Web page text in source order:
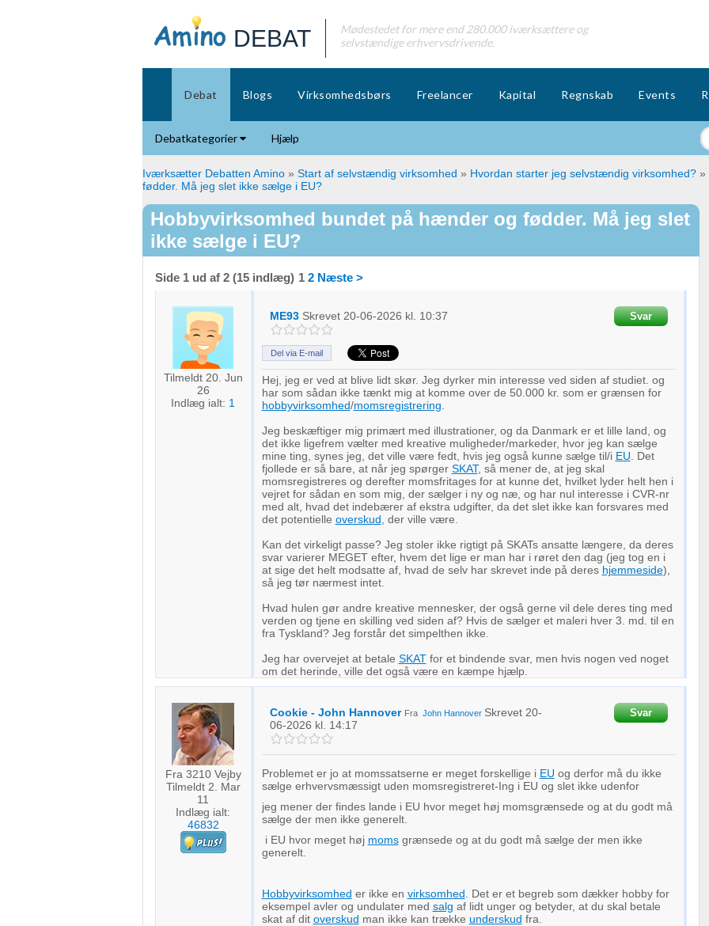
DEBAT
Mødestedet for mere end 280.000 iværksættere og
selvstændige erhvervsdrivende.
Debat Blogs Virksomhedsbørs Freelancer Kapital Regnskab Events
Debatkategorier Hjælp
Iværksætter Debatten Amino » Start af selvstændig virksomhed » Hvordan starter jeg selvstændig virksomhed? »
fødder. Må jeg slet ikke sælge i EU?
Hobbyvirksomhed bundet på hænder og fødder. Må jeg slet
ikke sælge i EU?
Side 1 ud af 2 (15 indlæg) 1 2 Næste >
Tilmeldt 20. Jun
26
Indlæg ialt: 1
ME93 Skrevet 20-06-2026 kl. 10:37 Svar
Del via E-mail
Hej, jeg er ved at blive lidt skør. Jeg dyrker min interesse ved siden af studiet. og
har som sådan ikke tænkt mig at komme over de 50.000 kr. som er grænsen for
hobbyvirksomhed/momsregistrering
Jeg beskæftiger mig primært med illustrationer, og da Danmark er et lille land, og
det ikke ligefrem vælter med kreative muligheder/markeder, hvor jeg kan sælge
mine ting, synes jeg, det ville være fedt, hvis jeg også kunne sælge til/i EU . Det
fjollede er så bare, at når jeg spørger SKAT, så mener de, at jeg skal
momsregistreres og derefter momsfritages for at kunne det, hvilket lyder helt hen i
vejret for sådan en som mig, der sælger i ny og næ, og har nul interesse i CVR-nr
med alt, hvad det indebærer af ekstra udgifter, da det slet ikke kan forsvares med
det potentielle overskud , der ville være.
Kan det virkeligt passe? Jeg stoler ikke rigtigt på SKATs ansatte længere, da deres
svar varierer MEGET efter, hvem det lige er man har i røret den dag (jeg tog en i
at sige det helt modsatte af, hvad de selv har skrevet inde på deres hjemmeside),
så jeg tør nærmest intet.
Hvad hulen gør andre kreative mennesker, der også gerne vil dele deres ting med
verden og tjene en skilling ved siden af? Hvis de sælger et maleri hver 3. md. til en
fra Tyskland? Jeg forstår det simpelthen ikke.
Jeg har overvejet at betale SKATfor et bindende svar, men hvis nogen ved noget
om det herinde, ville det også være en kæmpe hjælp.
Fra 3210 Vejby
Tilmeldt 2. Mar
11
Indlæg ialt:
46832
Cookie - John Hannover Fra John Hannover Skrevet 20-
06-2026 kl. 14:17
Svar
Problemet er jo at momssatserne er meget forskellige i EU og derfor må du ikke
sælge erhvervsmæssigt uden momsregistreret-Ing i EU og slet ikke udenfor
jeg mener der findes lande i EU hvor meget høj momsgrænsede og at du godt må
sælge der men ikke generelt.
i EU hvor meget høj momsgrænsede og at du godt må sælge der men ikke
generelt.
Hobbyvirksomhed er ikke en virksomhed . Det er et begreb som dækker hobby for
eksempel avler og undulater med salg af lidt unger og betyder, at du skal betale
skat af dit overskud man ikke kan trække underskud fra.